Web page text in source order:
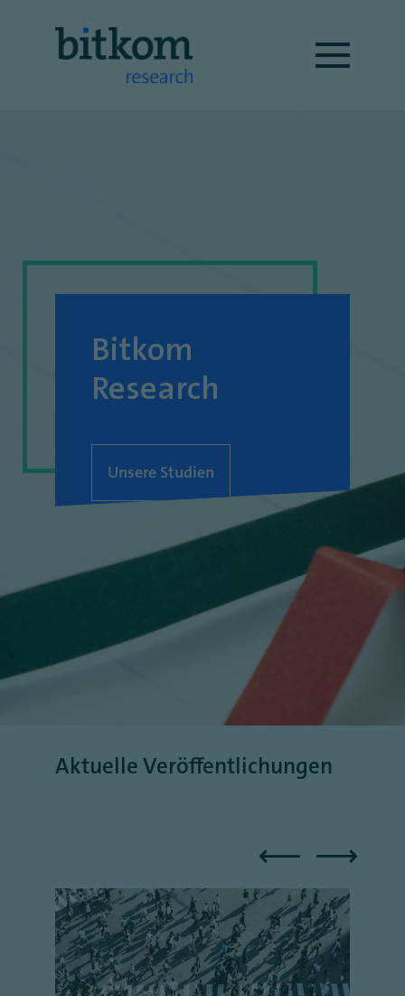
Bitkom
Research
Unsere Studien
Aktuelle Veröffentlichungen